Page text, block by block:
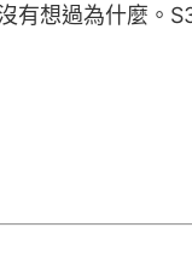
想過為什麼。